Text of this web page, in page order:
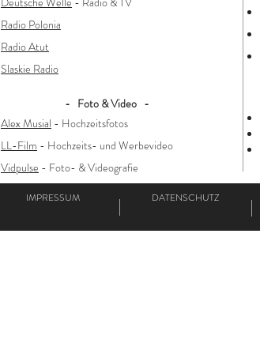
Radio Polonia
Radio Atut
Slaskie Radio
- Foto & Video -
Alex Musial - Hochzeitsfotos
LL-Film - Hochzeits- und Werbevideo
Vidpulse - Foto- & Videografie
IMPRESSUM DATENSCHUTZ